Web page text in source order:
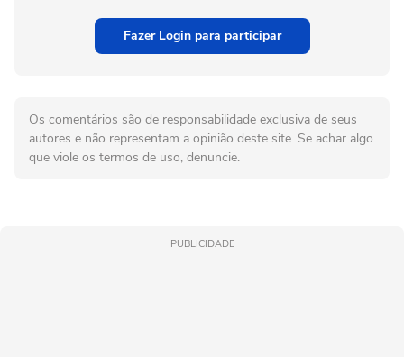
Fazer Login para participar
Os comentários são de responsabilidade exclusiva de seus
autores e não representam a opinião deste site. Se achar algo
que viole os termos de uso, denuncie.
PUBLICIDADE